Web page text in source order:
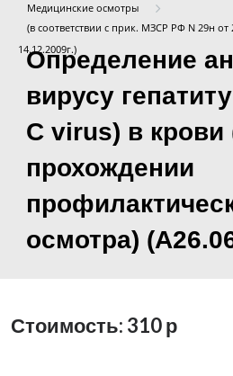
Медицинские осмотры
(в соответствии с прик. МЗСР РФ N 29н
14.12.2009г.)
Определение
вирусу
C virus) в крови
прохождении
осмотра)
Стоимость: 310р